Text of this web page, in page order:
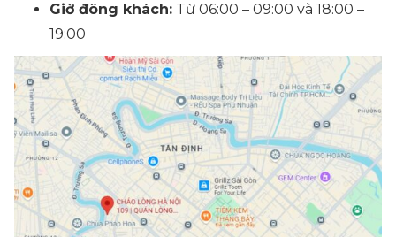
Giờ đông khách: Từ 06:00 – 09:00 và 18:00 –
19:00